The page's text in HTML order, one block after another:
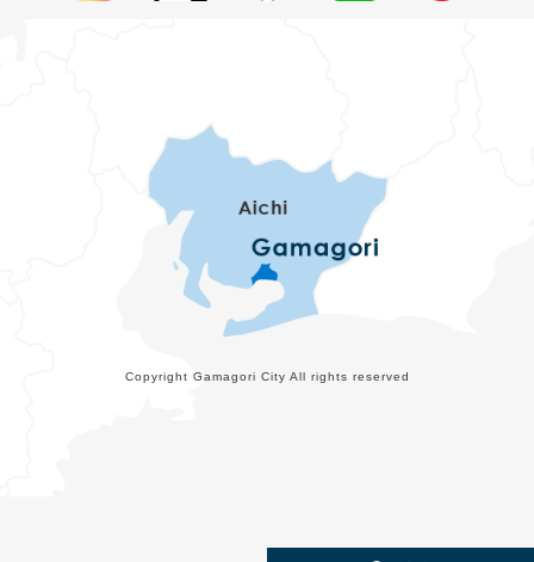
Copyright Gamagori City All rights reserved